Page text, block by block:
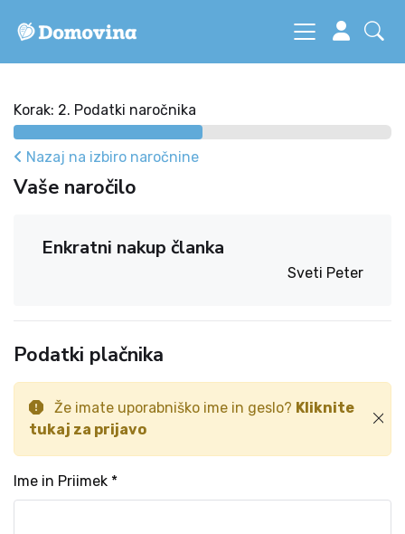
Korak: 2. Podatki naročnika
Nazaj na izbiro naročnine
Vaše naročilo
Enkratni nakup članka
Sveti Peter
Podatki plačnika
Že imate uporabniško ime in geslo? Kliknite
tukaj za prijavo
Ime in Priimek *